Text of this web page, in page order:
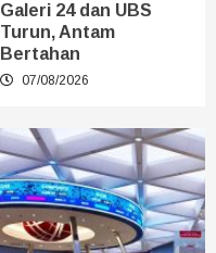
Galeri 24 dan UBS
Turun, Antam
Bertahan
07/08/2026